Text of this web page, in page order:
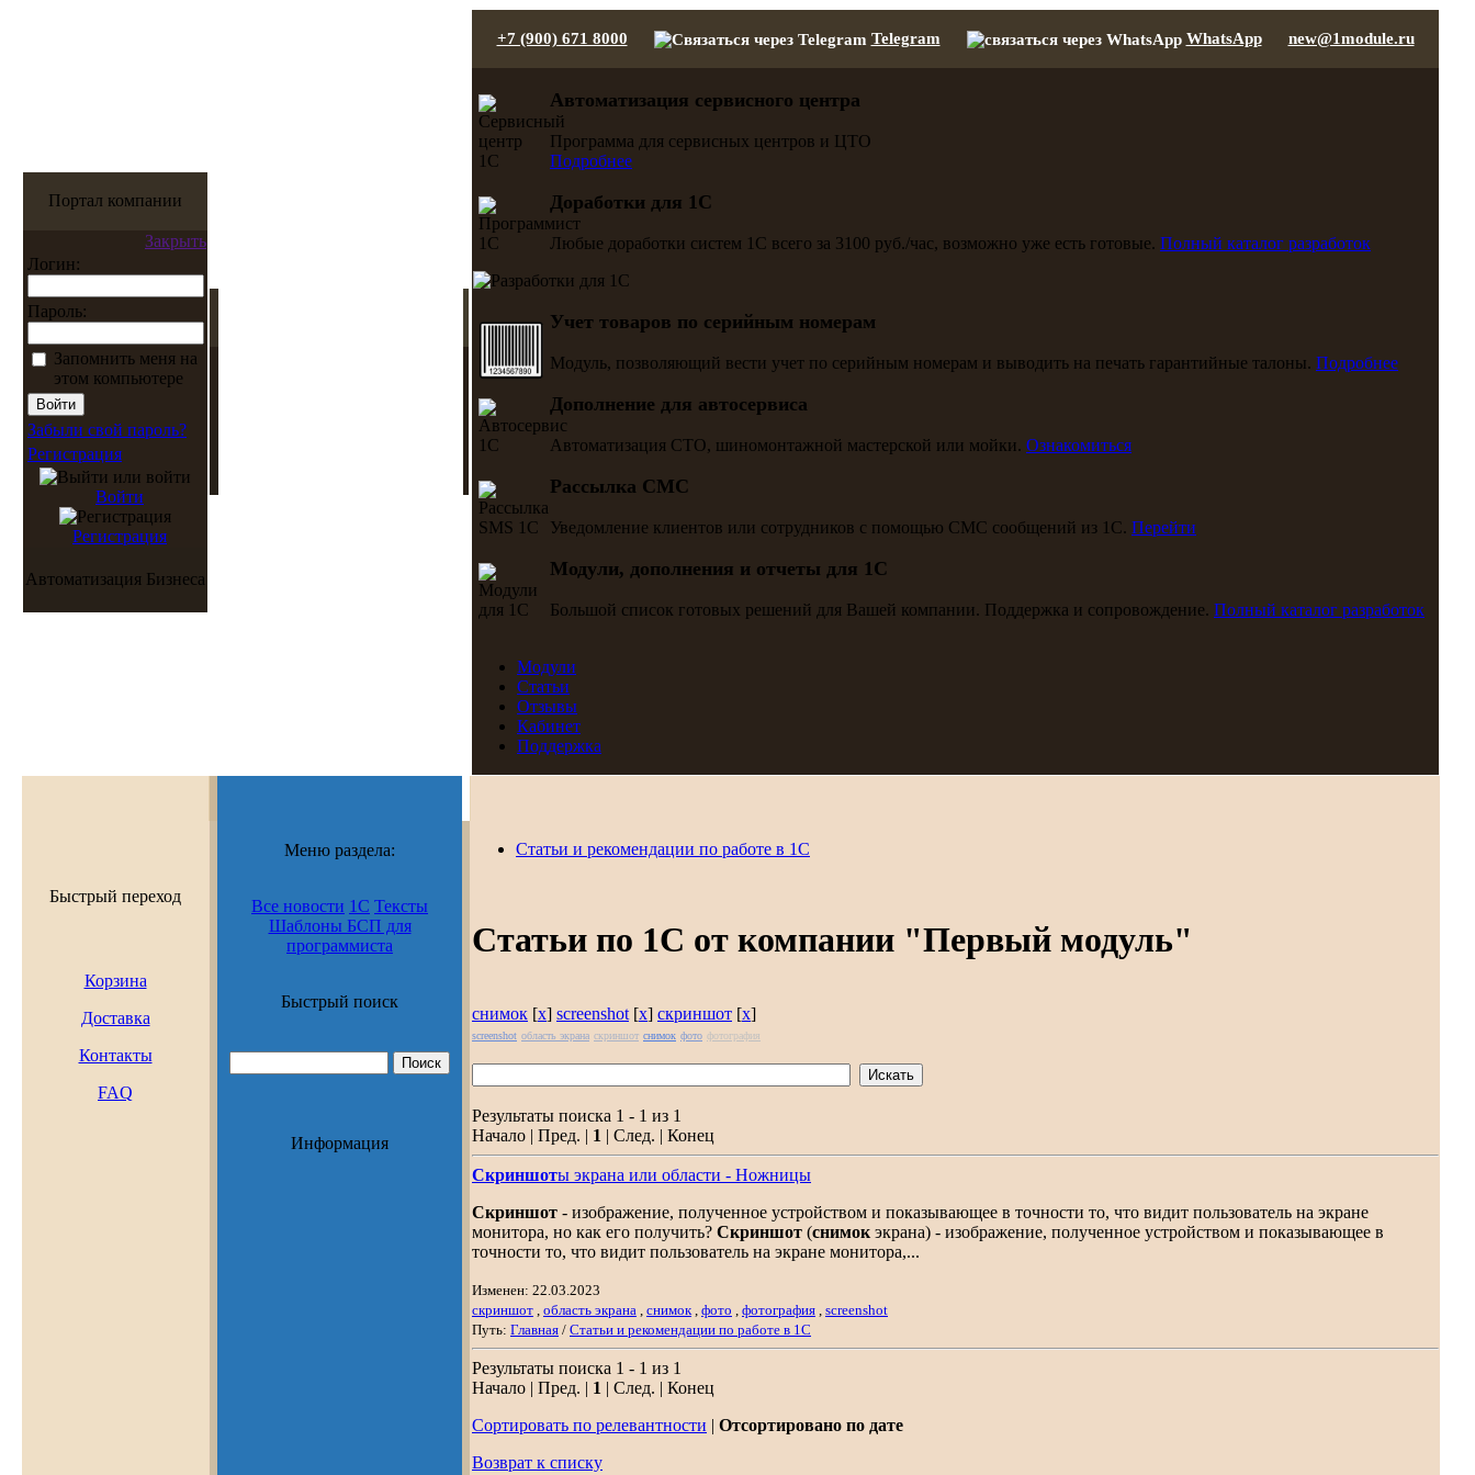
Портал компании
Закрыть
Логин:
Пароль:
Запомнить меня на
этом компьютере
Забыли свой пароль?
Регистрация
Войти
Регистрация
Автоматизация Бизнеса
+7 (900) 671 8000 Telegram WhatsApp new@1module.ru
Автоматизация сервисного центра
Программа для сервисных центров и ЦТО
Подробнее
Доработки для 1С
Любые доработки систем 1С всего за 3100 руб./час, возможно уже есть готовые. Полный каталог разработок
Учет товаров по серийным номерам
Модуль, позволяющий вести учет по серийным номерам и выводить на печать гарантийные талоны. Подробнее
Дополнение для автосервиса
Автоматизация СТО, шиномонтажной мастерской или мойки. Ознакомиться
Рассылка СМС
Уведомление клиентов или сотрудников с помощью СМС сообщений из 1С. Перейти
Модули, дополнения и отчеты для 1С
Большой список готовых решений для Вашей компании. Поддержка и сопровождение. Полный каталог разработок
Модули
Статьи
Отзывы
Кабинет
Поддержка
Быстрый переход
Корзина
Доставка
Контакты
FAQ
Меню раздела:
Все новости 1С Тексты
Шаблоны БСП для
программиста
Быстрый поиск
Информация
Статьи и рекомендации по работе в 1С
Статьи по 1С от компании "Первый модуль"
снимок [x] screenshot [x] скриншот [x]
screenshot область экрана скриншот снимок фото фотография
Результаты поиска 1 - 1 из 1
Начало | Пред. | 1 | След. | Конец
Скриншоты экрана или области - Ножницы
Скриншот - изображение, полученное устройством и показывающее в точности то, что видит пользователь на экране
монитора, но как его получить? Скриншот (снимок экрана) - изображение, полученное устройством и показывающее в
точности то, что видит пользователь на экране монитора,...
Изменен: 22.03.2023
скриншот область экрана снимок фото фотография screenshot
Путь: Главная / Статьи и рекомендации по работе в 1С
Результаты поиска 1 - 1 из 1
Начало | Пред. | 1 | След. | Конец
Сортировать по релевантности | Отсортировано по дате
Возврат к списку